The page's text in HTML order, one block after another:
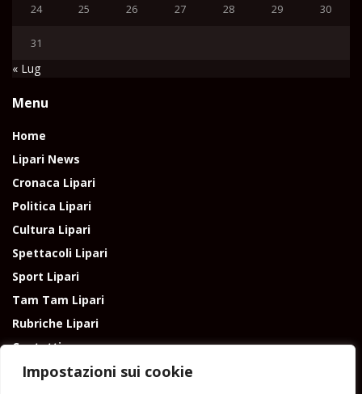
Impostazioni sui cookie
24 25 26 27 28 29 30
31
« Lug
Menu
Home
Lipari News
Cronaca Lipari
Politica Lipari
Cultura Lipari
Spettacoli Lipari
Sport Lipari
Tam Tam Lipari
Rubriche Lipari
Contatti